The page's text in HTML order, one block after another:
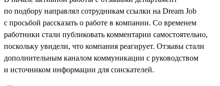
по подбору направлял сотрудникам ссылки на Dream Job
с просьбой рассказать о работе в компании. Со временем
работники стали публиковать комментарии самостоятельно,
поскольку увидели, что компания реагирует. Отзывы стали
дополнительным каналом коммуникации с руководством
и источником информации для соискателей.